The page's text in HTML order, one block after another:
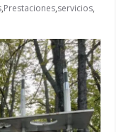
,Prestaciones,servicios,